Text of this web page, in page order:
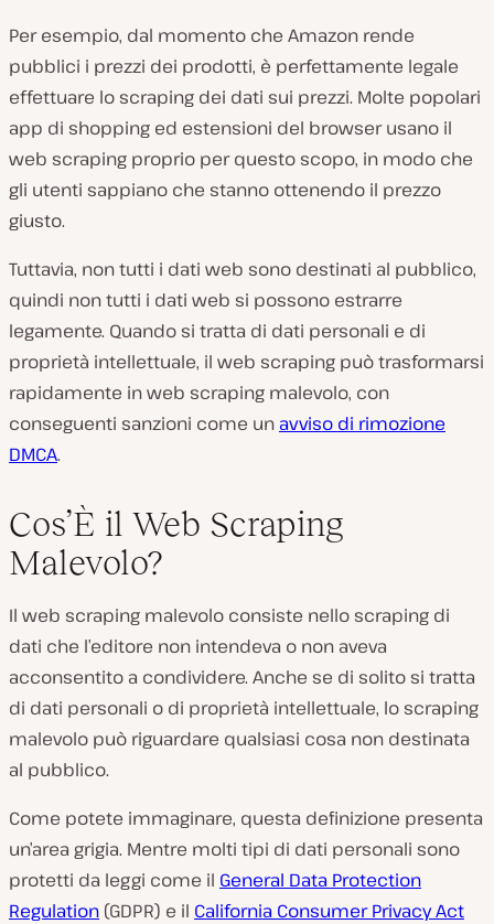
Per esempio, dal momento che Amazon rende
pubblici i prezzi dei prodotti, è perfettamente legale
effettuare lo scraping dei dati sui prezzi. Molte popolari
app di shopping ed estensioni del browser usano il
web scraping proprio per questo scopo, in modo che
gli utenti sappiano che stanno ottenendo il prezzo
giusto.
Tuttavia, non tutti i dati web sono destinati al pubblico,
quindi non tutti i dati web si possono estrarre
legamente. Quando si tratta di dati personali e di
proprietà intellettuale, il web scraping può trasformarsi
rapidamente in web scraping malevolo, con
conseguenti sanzioni come un avviso di rimozione
DMCA.
Cos’È il Web Scraping
Malevolo?
Il web scraping malevolo consiste nello scraping di
dati che l’editore non intendeva o non aveva
acconsentito a condividere. Anche se di solito si tratta
di dati personali o di proprietà intellettuale, lo scraping
malevolo può riguardare qualsiasi cosa non destinata
al pubblico.
Come potete immaginare, questa definizione presenta
un’area grigia. Mentre molti tipi di dati personali sono
protetti da leggi come il General Data Protection
Regulation (GDPR) e il California Consumer Privacy Act